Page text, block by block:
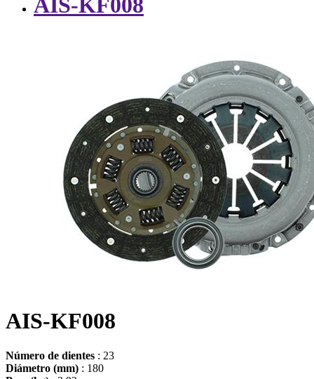
AIS-KF008
AIS-KF008
Número de dientes : 23
Diámetro (mm) : 180